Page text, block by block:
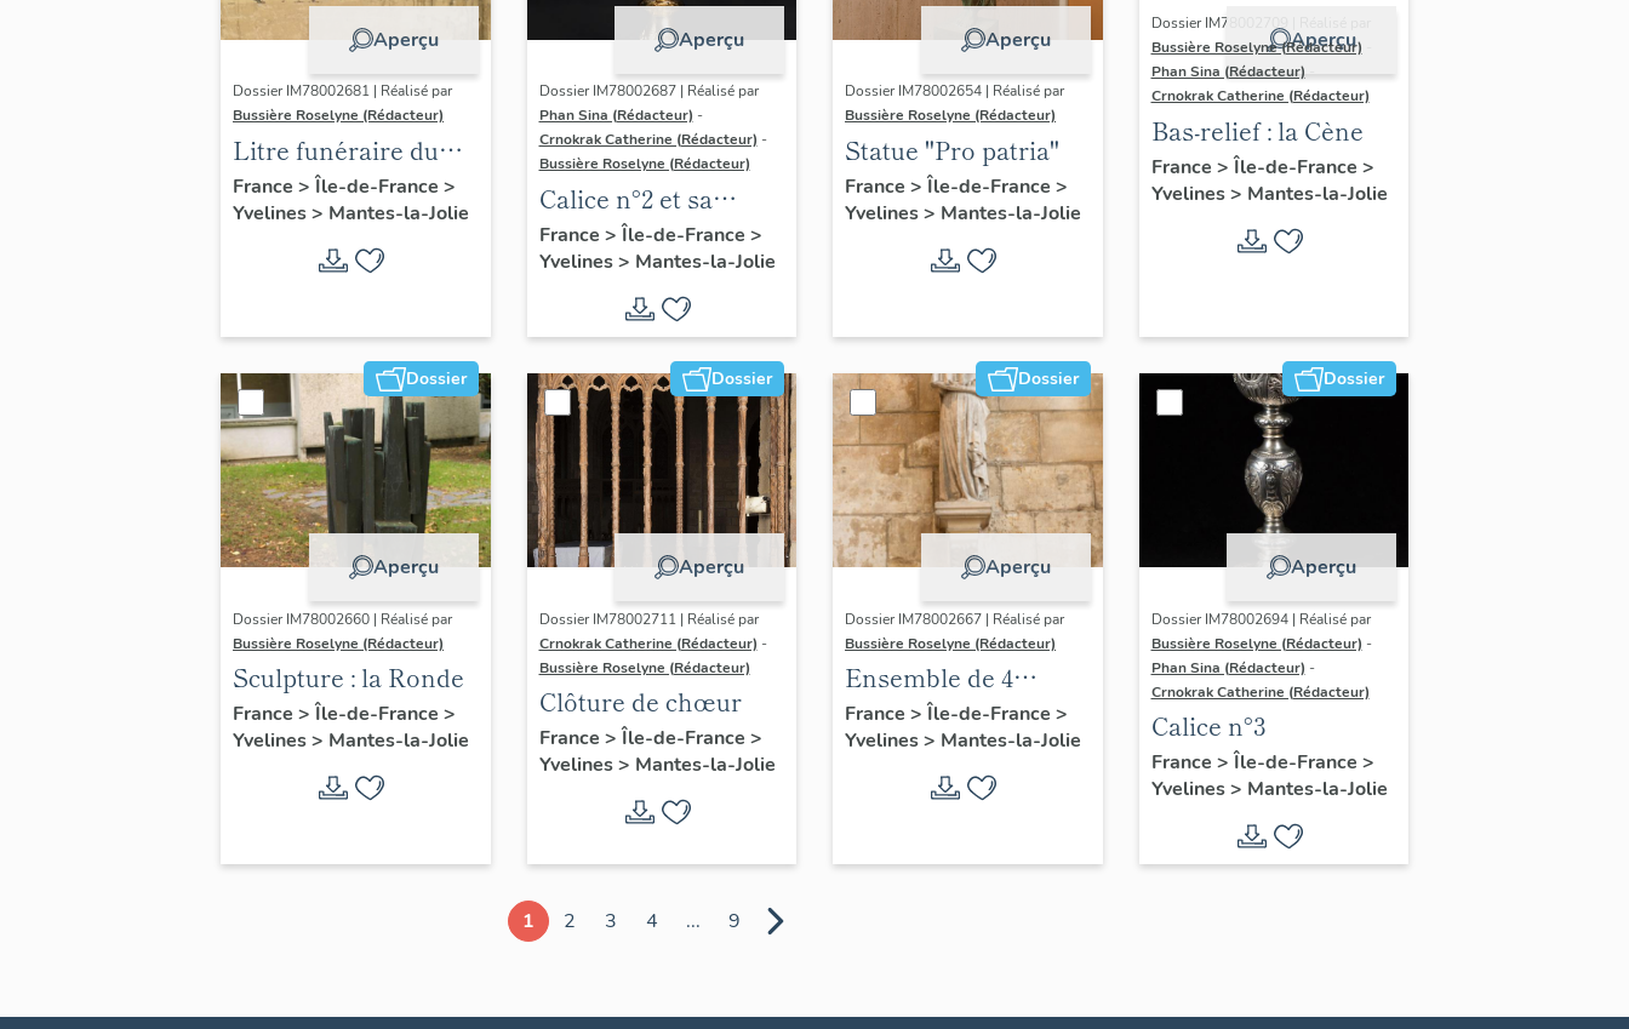
Aperçu
Dossier IM78002681 | Réalisé par
Bussière Roselyne (Rédacteur)
Litre funéraire du
prince de Conti
France > Île-de-France >
Yvelines> Mantes-la-Jolie
Aperçu
Dossier IM78002687 | Réalisé par
Phan Sina (Rédacteur) -
Crnokrak Catherine (Rédacteur) -
Bussière Roselyne (Rédacteur)
Calice n°2 et sa
patène
France > Île-de-France >
Yvelines> Mantes-la-Jolie
Aperçu
Dossier IM78002654 | Réalisé par
Bussière Roselyne (Rédacteur)
Statue "Pro patria"
France > Île-de-France >
Yvelines> Mantes-la-Jolie
Aperçu
Dossier IM78002709 | Réalisé par
Bussière Roselyne (Rédacteur)
Phan Sina (Rédacteur)
Crnokrak Catherine (Rédacteur)
Bas-relief : la Cène
France > Île-de-France >
Yvelines> Mantes-la-Jolie
Dossier
Aperçu
Dossier IM78002660 | Réalisé par
Bussière Roselyne (Rédacteur)
Sculpture : la Ronde
France > Île-de-France >
Yvelines> Mantes-la-Jolie
Dossier
Aperçu
Dossier IM78002711 | Réalisé par
Crnokrak Catherine (Rédacteur) -
Bussière Roselyne (Rédacteur)
Clôture de chœur
France > Île-de-France >
Yvelines> Mantes-la-Jolie
Dossier
Aperçu
Dossier IM78002667 | Réalisé par
Bussière Roselyne (Rédacteur)
Ensemble de 4
statues
France > Île-de-France >
Yvelines> Mantes-la-Jolie
Dossier
Aperçu
Dossier IM78002694 | Réalisé par
Bussière Roselyne (Rédacteur) -
Phan Sina (Rédacteur) -
Crnokrak Catherine (Rédacteur)
Calice n°3
France > Île-de-France >
Yvelines> Mantes-la-Jolie
1 2 3 4 ... 9